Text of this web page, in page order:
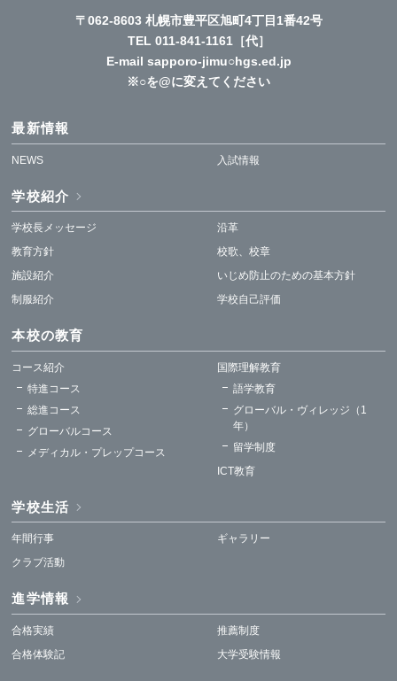
〒062-8603 札幌市豊平区旭町4丁目1番42号
TEL 011-841-1161［代］
E-mail sapporo-jimu○hgs.ed.jp
※○を@に変えてください
最新情報
NEWS 入試情報
学校紹介
学校長メッセージ
教育方針
施設紹介
制服紹介
沿革
校歌、校章
いじめ防止のための基本方針
学校自己評価
本校の教育
コース紹介
特進コース
総進コース
グローバルコース
メディカル・プレップコース
国際理解教育
語学教育
グローバル・ヴィレッジ（1
年）
留学制度
ICT教育
学校生活
年間行事
クラブ活動
ギャラリー
進学情報
合格実績
合格体験記
推薦制度
大学受験情報